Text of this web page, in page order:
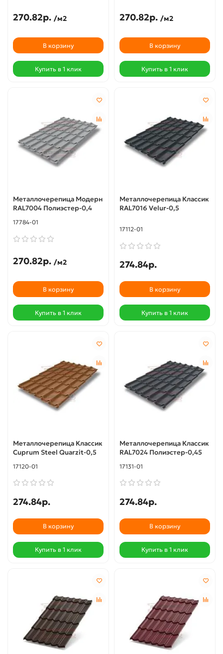
270.82р. /м2
В корзину
Купить в 1 клик
270.82р. /м2
В корзину
Купить в 1 клик
Металлочерепица Модерн
RAL7004 Полиэстер-0,4
17784-01
270.82р. /м2
В корзину
Купить в 1 клик
Металлочерепица Классик
RAL7016 Velur-0,5
17112-01
274.84р.
В корзину
Купить в 1 клик
Металлочерепица Классик
Cuprum Steel Quarzit-0,5
17120-01
274.84р.
В корзину
Купить в 1 клик
Металлочерепица Классик
RAL7024 Полиэстер-0,45
17131-01
274.84р.
В корзину
Купить в 1 клик